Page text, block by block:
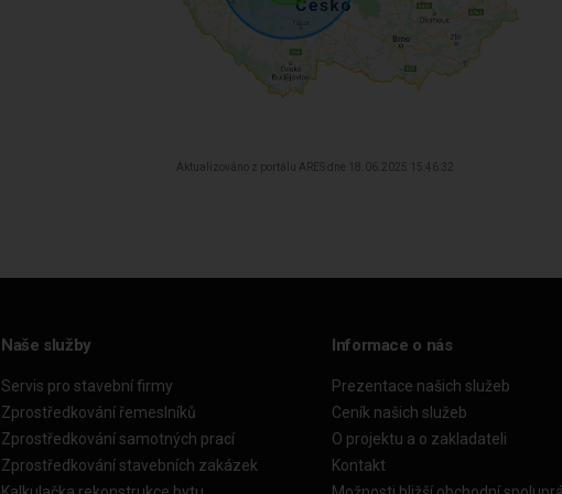
Aktualizováno z portálu ARES dne 18.06.2025 15:46:32
Naše služby
Servis pro stavební firmy
Zprostředkování řemeslníků
Zprostředkování samotných prací
Zprostředkování stavebních zakázek
Informace o nás
Prezentace našich služeb
Ceník našich služeb
O projektu a o zakladateli
Kontakt